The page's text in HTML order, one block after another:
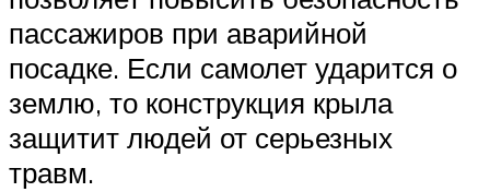
пассажиров при аварийной
посадке. Если самолет ударится о
землю, то конструкция крыла
защитит людей от серьезных
травм.